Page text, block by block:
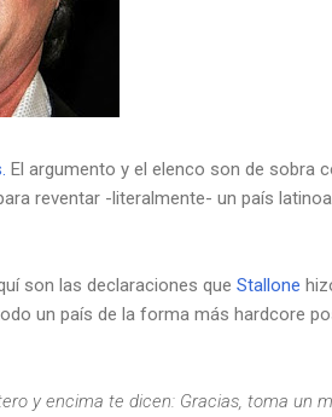
El argumento y el elenco son de sobra
reventar -literalmente- un país
son las declaraciones que Stallone
un país de la forma más hardcore
y encima te dicen: Gracias, toma un